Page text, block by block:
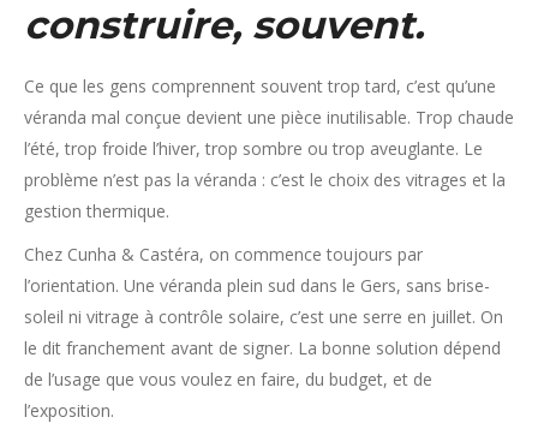
construire, souvent.
Ce que les gens comprennent souvent trop tard, c’est qu’une
véranda mal conçue devient une pièce inutilisable. Trop chaude
l’été, trop froide l’hiver, trop sombre ou trop aveuglante. Le
problème n’est pas la véranda : c’est le choix des vitrages et la
gestion thermique.
Chez Cunha & Castéra, on commence toujours par
l’orientation. Une véranda plein sud dans le Gers, sans brise-
soleil ni vitrage à contrôle solaire, c’est une serre en juillet. On
le dit franchement avant de signer. La bonne solution dépend
de l’usage que vous voulez en faire, du budget, et de
l’exposition.